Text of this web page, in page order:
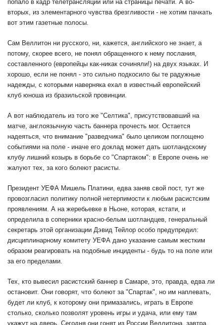
попало в кадр телетрансляции или на страницы печати. А во-
вторых, из элементарного чувства брезгливости - не хотим пачкать
вот этим газетные полосы.
Сам Веллитон ни русского, ни, кажется, английского не знает, а
потому, скорее всего, не понял обращенного к нему послания,
составленного (европейцы как-никак сочиняли!) на двух языках. И
хорошо, если не понял - это сильно подкосило бы те радужные
надежды, с которыми наверняка ехал в известный европейский
клуб юноша из бразильской провинции.
А вот наблюдатель из того же "Селтика", присутствовавший на
матче, англоязычную часть баннера прочесть мог. Остается
надеяться, что внимание "разведчика" было целиком поглощено
событиями на поле - иначе его доклад может дать шотландскому
клубу лишний козырь в борьбе со "Спартаком": в Европе очень не
жалуют тех, за кого болеют расисты.
Президент УЕФА Мишель Платини, едва заняв свой пост, тут же
провозгласил политику полной нетерпимости к любым расистским
проявлениям. А на жеребьевке в Ньоне, которая, кстати, и
определила в соперники красно-белым шотландцев, генеральный
секретарь этой организации Дэвид Тейлор особо предупредил:
дисциплинарному комитету УЕФА дано указание самым жестким
образом реагировать на подобные инциденты - будь то на поле или
за его пределами.
Тех, кто вывесил расистский баннер в Самаре, это, правда, едва ли
остановит. Они говорят, что болеют за "Спартак", но им наплевать,
будет ли клуб, к которому они примазались, играть в Европе
столько, сколько позволят уровень игры и удача, или ему там
укажут на дверь. Сегодня они гонят из России Веллитона, завтра,